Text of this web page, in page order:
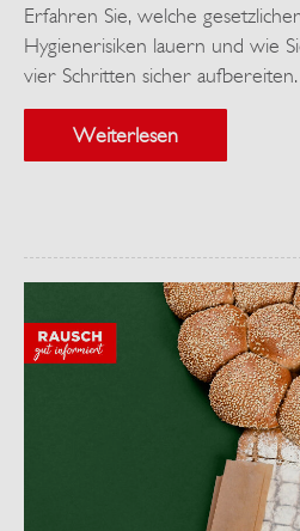
Erfahren Sie, welche
Hygienerisiken lauern und wie
vier Schritten sicher aufbereiten.
Weiterlesen